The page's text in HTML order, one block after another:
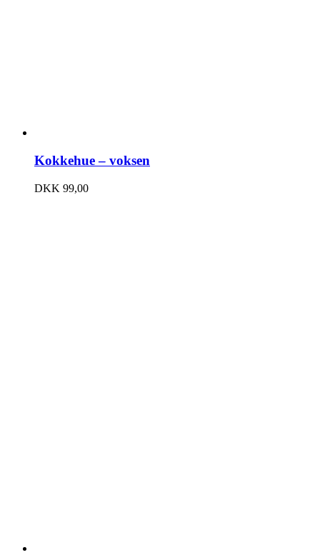
Kokkehue – voksen
DKK 99,00